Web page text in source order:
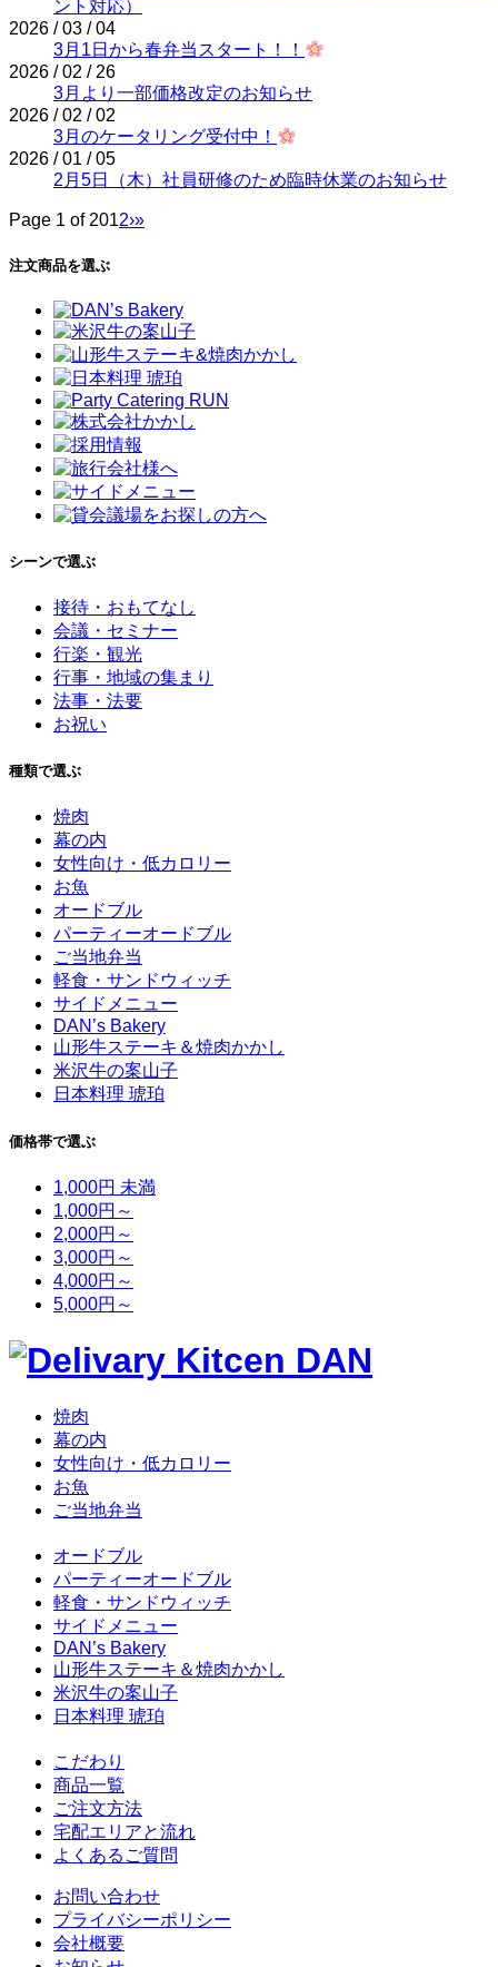
ント対応）
2026 / 03 / 04
3月1日から春弁当スタート！！
2026 / 02 / 26
3月より一部価格改定のお知らせ
2026 / 02 / 02
3月のケータリング受付中！
2026 / 01 / 05
2月5日（木）社員研修のため臨時休業のお知らせ
Page 1 of 2012›»
注文商品を選ぶ
シーンで選ぶ
接待・おもてなし
会議・セミナー
行楽・観光
行事・地域の集まり
法事・法要
お祝い
種類で選ぶ
焼肉
幕の内
女性向け・低カロリー
お魚
オードブル
パーティーオードブル
ご当地弁当
軽食・サンドウィッチ
サイドメニュー
DAN’s Bakery
山形牛ステーキ＆焼肉かかし
米沢牛の案山子
日本料理 琥珀
価格帯で選ぶ
1,000円 未満
1,000円～
2,000円～
3,000円～
4,000円～
5,000円～
焼肉
幕の内
女性向け・低カロリー
お魚
ご当地弁当
オードブル
パーティーオードブル
軽食・サンドウィッチ
サイドメニュー
DAN’s Bakery
山形牛ステーキ＆焼肉かかし
米沢牛の案山子
日本料理 琥珀
こだわり
商品一覧
ご注文方法
宅配エリアと流れ
よくあるご質問
お問い合わせ
プライバシーポリシー
会社概要